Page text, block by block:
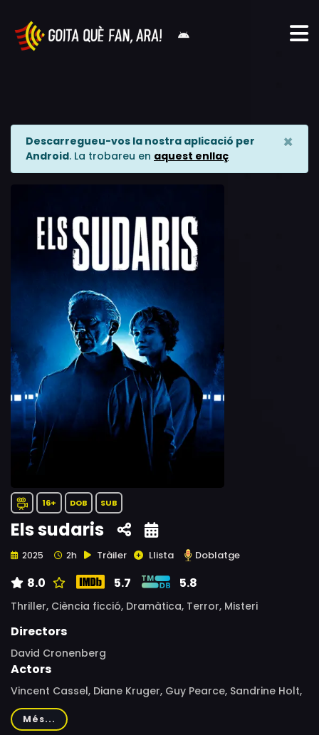
Descarregueu-vos la nostra aplicació per
Android. La trobareu en aquest enllaç
×
16+ DOB SUB
Els sudaris
2025 2h Tràiler Llista Doblatge
8.0 5.7 5.8
Thriller, Ciència ficció, Dramàtica, Terror, Misteri
Directors
David Cronenberg
Actors
Vincent Cassel, Diane Kruger, Guy Pearce, Sandrine Holt,
Elizabeth Saunders, Ingvar Eggert Sigurdsson, Jennifer
Dale, Eric Weinthal, Jeff Yung, Ingvar E. Sigurðsson,
Més...